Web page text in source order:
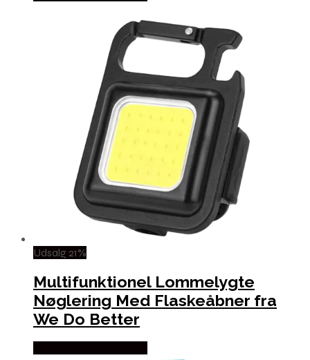
Udsalg 21%
Multifunktionel Lommelygte
Nøglering Med Flaskeåbner fra
We Do Better